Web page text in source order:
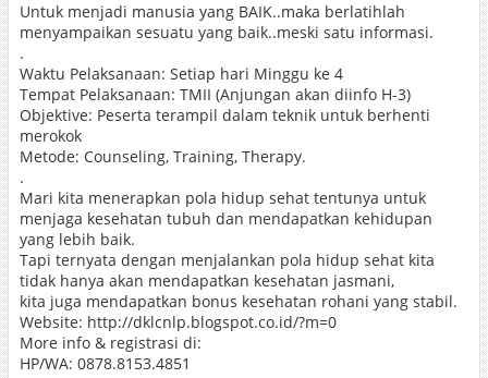
Untuk menjadi manusia yang BAIK..maka berlatihlah
menyampaikan sesuatu yang baik..meski satu informasi.
.
Waktu Pelaksanaan: Setiap hari Minggu ke 4
Tempat Pelaksanaan: TMII (Anjungan akan diinfo H-3)
Objektive: Peserta terampil dalam teknik untuk berhenti
merokok
Metode: Counseling, Training, Therapy.
.
Mari kita menerapkan pola hidup sehat tentunya untuk
menjaga kesehatan tubuh dan mendapatkan kehidupan
yang lebih baik.
Tapi ternyata dengan menjalankan pola hidup sehat kita
tidak hanya akan mendapatkan kesehatan jasmani,
kita juga mendapatkan bonus kesehatan rohani yang stabil.
Website: http://dklcnlp.blogspot.co.id/?m=0
More info & registrasi di:
HP/WA: 0878.8153.4851